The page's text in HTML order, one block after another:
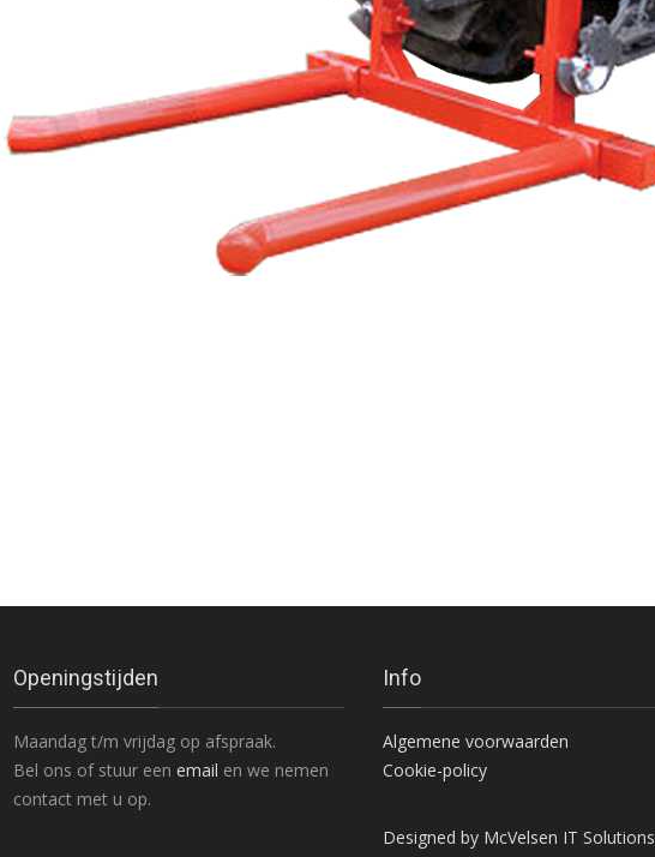
Openingstijden
Maandag t/m vrijdag op afspraak.
Bel ons of stuur een email en we nemen
contact met u op.
Info
Algemene voorwaarden
Cookie-policy
Designed by McVelsen IT Solutions